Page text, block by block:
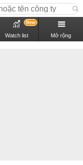
Watch list
New
Mở rộng